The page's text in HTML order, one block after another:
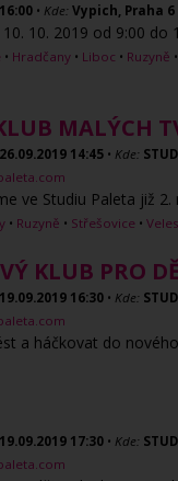
16:00 • Kde: Vypich, Praha 6
10. 2019 od 9:00 do
• Hradčany • Liboc • Ruzyně •
MALÝCH
26.09.2019 14:45 • Kde:
ve Studiu Paleta již
• Ruzyně • Střešovice •
KLUB PRO
19.09.2019 16:30 • Kde:
a háčkovat do
19.09.2019 17:30 • Kde: